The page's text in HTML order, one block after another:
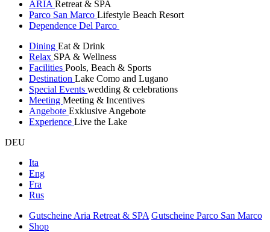
ARIA Retreat & SPA
Parco San Marco Lifestyle Beach Resort
Dependence Del Parco
Dining Eat & Drink
Relax SPA & Wellness
Facilities Pools, Beach & Sports
Destination Lake Como and Lugano
Special Events wedding & celebrations
Meeting Meeting & Incentives
Angebote Exklusive Angebote
Experience Live the Lake
DEU
Ita
Eng
Fra
Rus
Gutscheine Aria Retreat & SPA Gutscheine Parco San Marco
Shop